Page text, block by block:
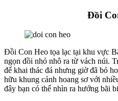
Đồi
Đồi Con Heo tọa lạc tại khu vực
ngọn đồi nhỏ nhô ra từ vách núi.
để khai thác đá nhưng giờ đã bỏ
hữu khung cảnh hoang sơ với
đây bạn có thể nhìn ra hướng bãi